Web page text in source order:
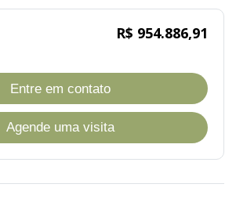
R$ 954.886,91
Entre em contato
Agende uma visita